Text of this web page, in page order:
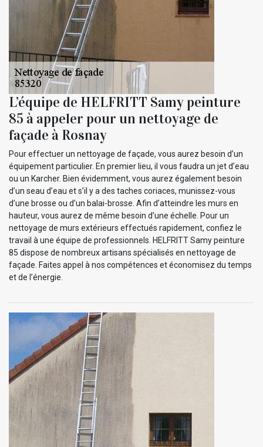
L’équipe de HELFRITT Samy peinture
85 à appeler pour un nettoyage de
façade à Rosnay
Pour effectuer un nettoyage de façade, vous aurez besoin d’un
équipement particulier. En premier lieu, il vous faudra un jet d’eau
ou un Karcher. Bien évidemment, vous aurez également besoin
d’un seau d’eau et s’il y a des taches coriaces, munissez-vous
d’une brosse ou d’un balai-brosse. Afin d’atteindre les murs en
hauteur, vous aurez de même besoin d’une échelle. Pour un
nettoyage de murs extérieurs effectués rapidement, confiez le
travail à une équipe de professionnels. HELFRITT Samy peinture
85 dispose de nombreux artisans spécialisés en nettoyage de
façade. Faites appel à nos compétences et économisez du temps
et de l’énergie.